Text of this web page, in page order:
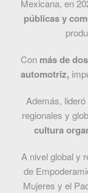
Mexicana, en
públicas y
Con más de
automotriz,
Además,
regionales y
cultura
A nivel global y
de
Mujeres y el